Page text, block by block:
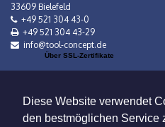
Diese Website verwendet
den bestmöglichen Service
33609 Bielefeld
+49 521 304 43-0
+49 521 304 43-29
info@tool-concept.de
Über SSL-Zertifikate